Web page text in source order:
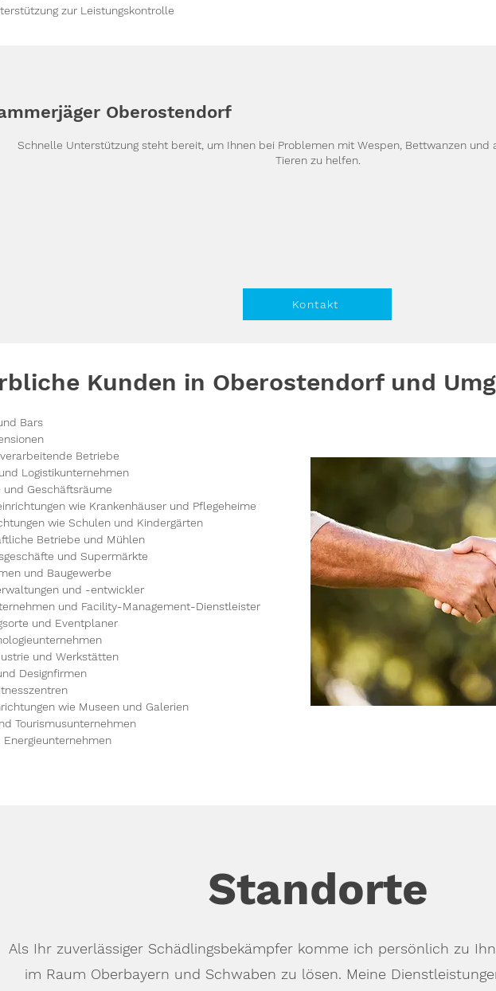
zur Leistungskontrolle
Oberostendorf
Schnelle Unterstützung steht bereit, um Ihnen bei Problemen mit Wespen, Bettwanzen und
Tieren zu helfen.
Kontakt
Kunden in Oberostendorf und
Bars
Betriebe
Logistikunternehmen
und Geschäftsräume
wie Krankenhäuser und Pflegeheime
wie Schulen und Kindergärten
Betriebe und Mühlen
und Supermärkte
und Baugewerbe
und -entwickler
und Facility-Management-Dienstleister
und Eventplaner
und Werkstätten
Designfirmen
wie Museen und Galerien
Tourismusunternehmen
Standorte
Als Ihr zuverlässiger Schädlingsbekämpfer komme ich persönlich zu
im Raum Oberbayern und Schwaben zu lösen. Meine